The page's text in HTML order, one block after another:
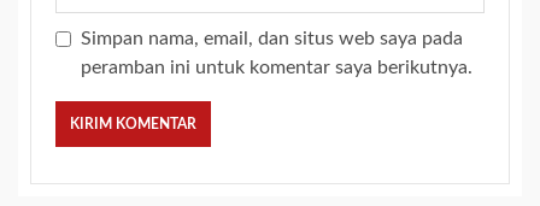
Simpan nama, email, dan situs web saya pada
peramban ini untuk komentar saya berikutnya.